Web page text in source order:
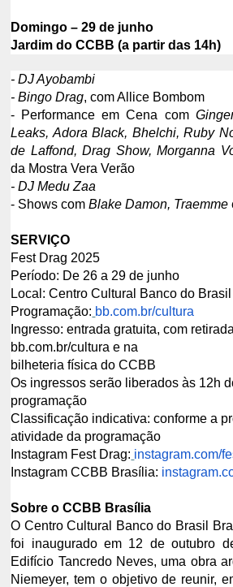
Domingo – 29 de junho
Jardim do CCBB (a partir das 14h)
- DJ Ayobambi
- Bingo Drag, com Allice Bombom
- Performance em Cena com
Leaks, Adora Black, Bhelchi, Ruby
de Laffond, Drag Show, Morganna
da Mostra Vera Verão
- DJ Medu Zaa
- Shows comBlake Damon, Traemme
SERVIÇO
Fest Drag 2025
Período: De 26 a 29 de junho
Local: Centro Cultural Banco do
Programação: bb.com.br/cultura
Ingresso: entrada gratuita, com
bb.com.br/cultura e na
bilheteria física do CCBB
Os ingressos serão liberados às 12h
programação
Classificação indicativa: conforme a
atividade da programação
Instagram Fest Drag: instagram.com/
Instagram CCBB Brasília:
Sobre o CCBB Brasília
O Centro Cultural Banco do Brasil
foi inaugurado em 12 de outubro
Edifício Tancredo Neves, uma obra
Niemeyer, tem o objetivo de reunir,